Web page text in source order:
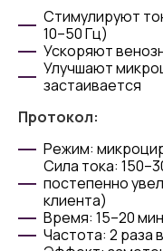
Стимулируют
10–50 Гц)
Ускоряют
Улучшают
застаивается
Протокол:
Режим:
Сила тока:
постепенно
клиента)
Время: 15–20
Частота: 2 раза